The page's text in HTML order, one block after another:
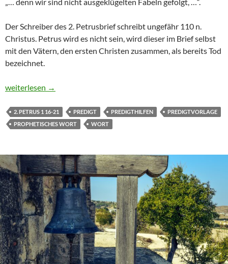
Der Schreiber des 2. Petrusbrief schreibt ungefähr 110 n.
Christus. Petrus wird es nicht sein, wird dieser im Brief selbst
mit den Vätern, den ersten Christen zusammen, als bereits Tod
bezeichnet.
Predigt zu 2. Petrus 1, 16-21 – prophetisches Wort
weiterlesen →
2. PETRUS 1 16-21 PREDIGT PREDIGTHILFEN
PREDIGTVORLAGE
PROPHETISCHES WORT
WORT